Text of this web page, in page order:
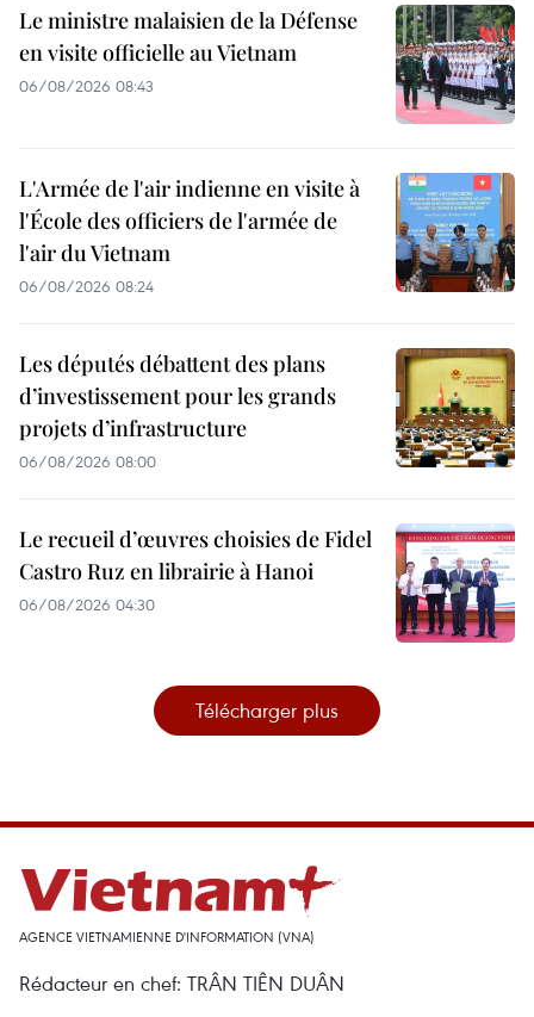
Le ministre malaisien de la Défense
en visite officielle au Vietnam
06/08/2026 08:43
L'Armée de l'air indienne en visite à
l'École des officiers de l'armée de
l'air du Vietnam
06/08/2026 08:24
Les députés débattent des plans
d’investissement pour les grands
projets d’infrastructure
06/08/2026 08:00
Le recueil d’œuvres choisies de Fidel
Castro Ruz en librairie à Hanoi
06/08/2026 04:30
Télécharger plus
AGENCE VIETNAMIENNE D'INFORMATION (VNA)
Rédacteur en chef: TRÂN TIÊN DUÂN